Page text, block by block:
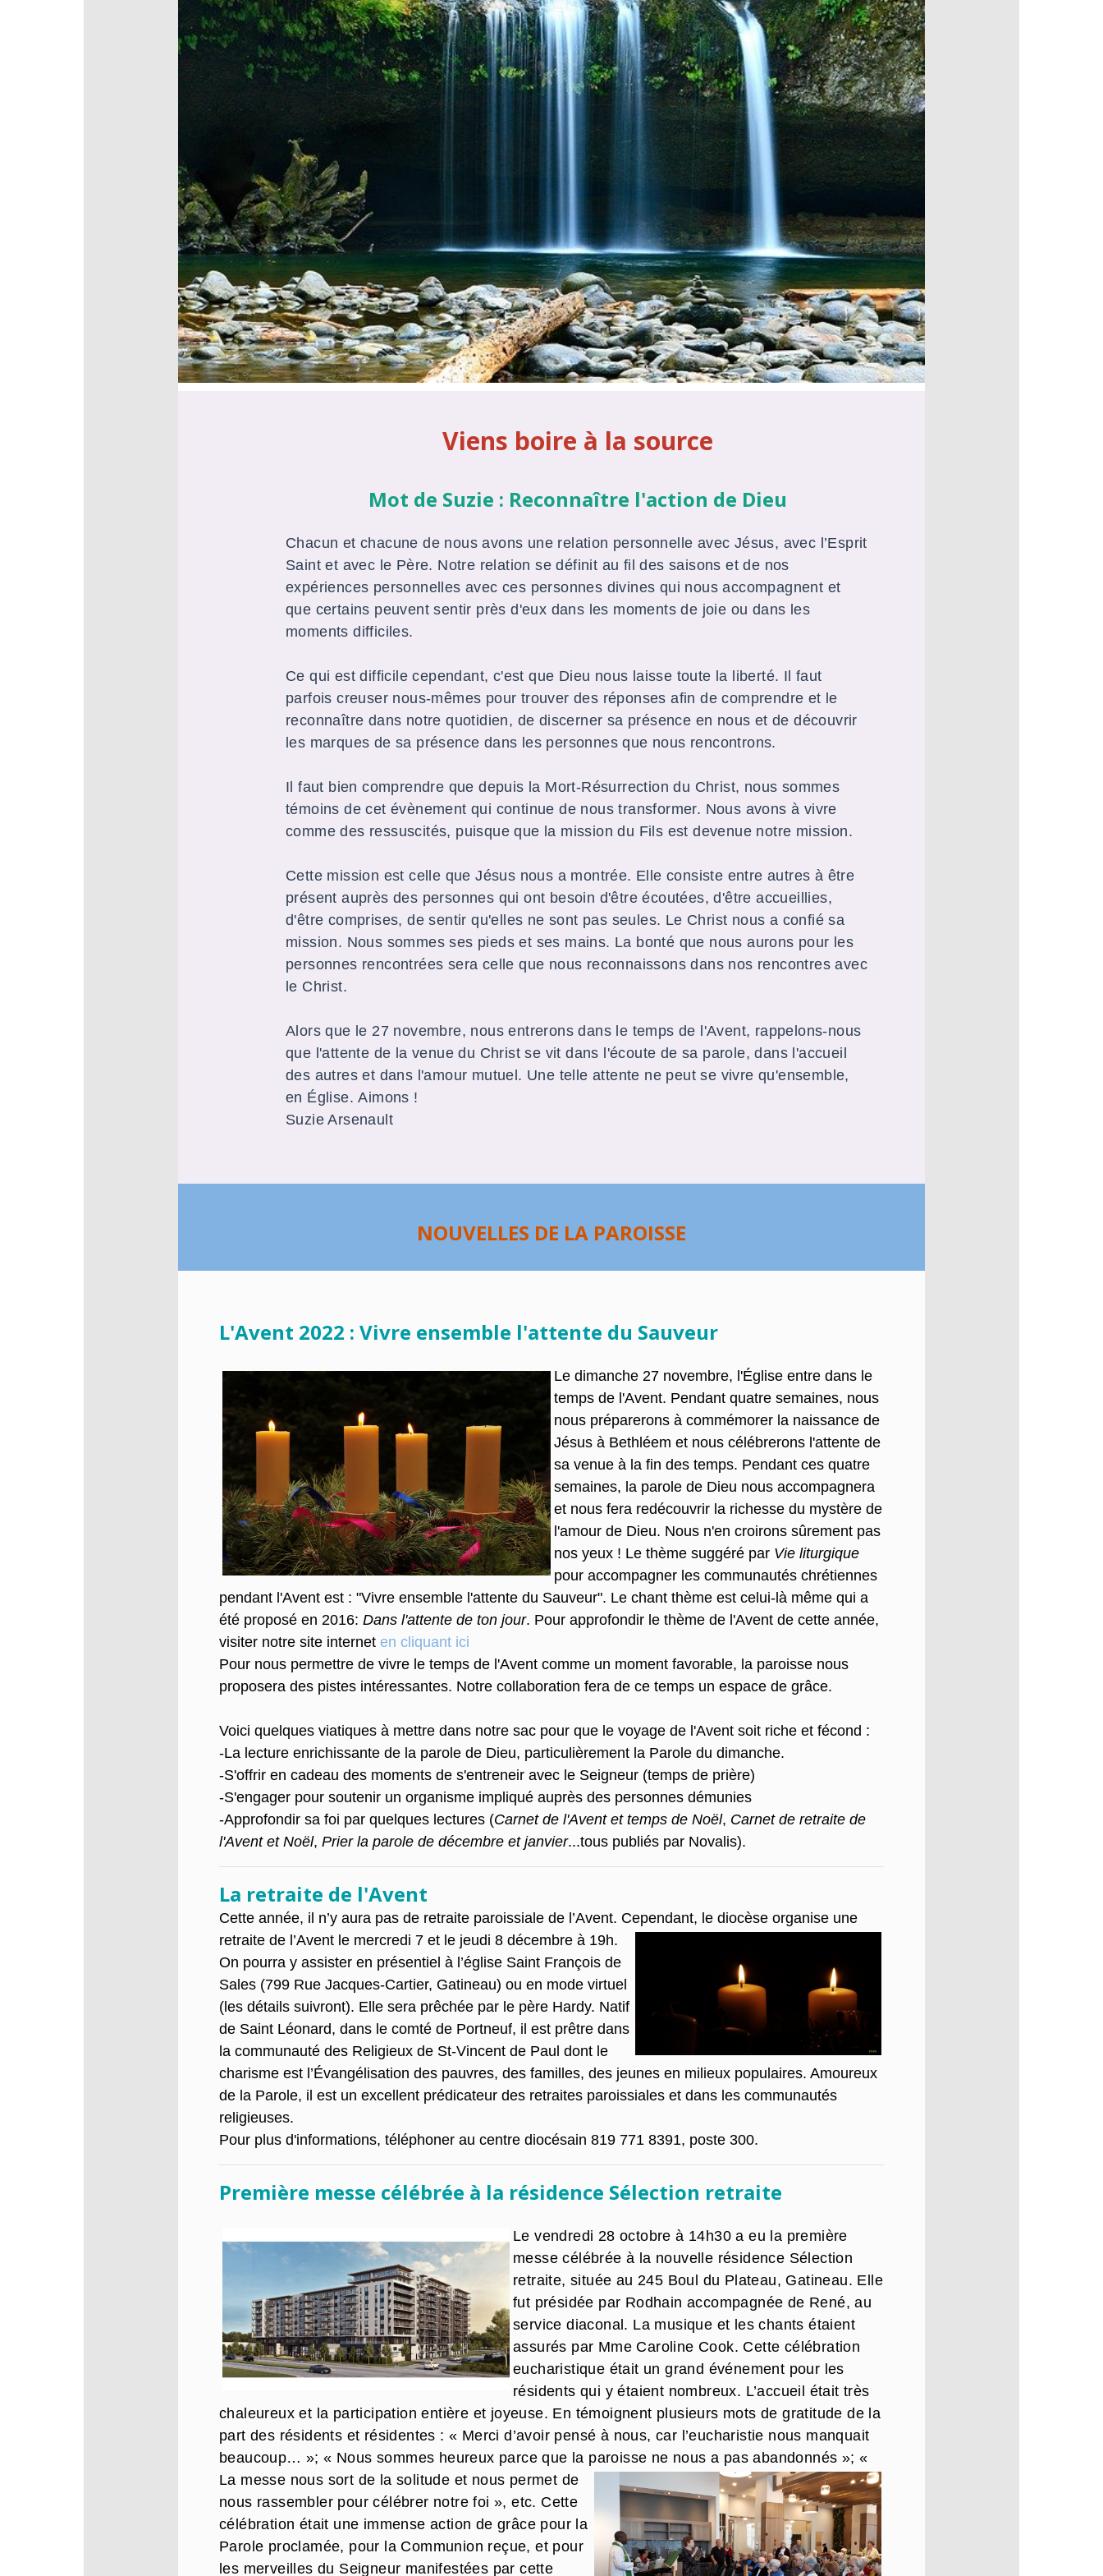
Viens boire à la source
Mot de Suzie : Reconnaître l'action de Dieu
Chacun et chacune de nous avons une relation personnelle avec Jésus, avec l’Esprit
Saint et avec le Père. Notre relation se définit au fil des saisons et de nos
expériences personnelles avec ces personnes divines qui nous accompagnent et
que certains peuvent sentir près d'eux dans les moments de joie ou dans les
moments difficiles.
Ce qui est difficile cependant, c'est que Dieu nous laisse toute la liberté. Il faut
parfois creuser nous-mêmes pour trouver des réponses afin de comprendre et le
reconnaître dans notre quotidien, de discerner sa présence en nous et de découvrir
les marques de sa présence dans les personnes que nous rencontrons.
Il faut bien comprendre que depuis la Mort-Résurrection du Christ, nous sommes
témoins de cet évènement qui continue de nous transformer. Nous avons à vivre
comme des ressuscités, puisque que la mission du Fils est devenue notre mission.
Cette mission est celle que Jésus nous a montrée. Elle consiste entre autres à être
présent auprès des personnes qui ont besoin d'être écoutées, d'être accueillies,
d'être comprises, de sentir qu'elles ne sont pas seules. Le Christ nous a confié sa
mission. Nous sommes ses pieds et ses mains. La bonté que nous aurons pour les
personnes rencontrées sera celle que nous reconnaissons dans nos rencontres avec
le Christ.
Alors que le 27 novembre, nous entrerons dans le temps de l'Avent, rappelons-nous
que l'attente de la venue du Christ se vit dans l'écoute de sa parole, dans l'accueil
des autres et dans l'amour mutuel. Une telle attente ne peut se vivre qu'ensemble,
en Église. Aimons !
Suzie Arsenault
NOUVELLES DE LA PAROISSE
L'Avent 2022 : Vivre ensemble l'attente du Sauveur
Le dimanche 27 novembre, l'Église entre dans le
temps de l'Avent. Pendant quatre semaines, nous
nous préparerons à commémorer la naissance de
Jésus à Bethléem et nous célébrerons l'attente de
sa venue à la fin des temps. Pendant ces quatre
semaines, la parole de Dieu nous accompagnera
et nous fera redécouvrir la richesse du mystère de
l'amour de Dieu. Nous n'en croirons sûrement pas
nos yeux ! Le thème suggéré par Vie liturgique
pour accompagner les communautés chrétiennes
pendant l'Avent est : "Vivre ensemble l'attente du Sauveur". Le chant thème est celui-là même qui a
été proposé en 2016: Dans l'attente de ton jour. Pour approfondir le thème de l'Avent de cette année,
visiter notre site internet en cliquant ici
Pour nous permettre de vivre le temps de l'Avent comme un moment favorable, la paroisse nous
proposera des pistes intéressantes. Notre collaboration fera de ce temps un espace de grâce.
Voici quelques viatiques à mettre dans notre sac pour que le voyage de l'Avent soit riche et fécond :
-La lecture enrichissante de la parole de Dieu, particulièrement la Parole du dimanche.
-S'offrir en cadeau des moments de s'entreneir avec le Seigneur (temps de prière)
-S'engager pour soutenir un organisme impliqué auprès des personnes démunies
-Approfondir sa foi par quelques lectures (Carnet de l'Avent et temps de Noël, Carnet de retraite de
l'Avent et Noël, Prier la parole de décembre et janvier...tous publiés par Novalis).
La retraite de l'Avent
Cette année, il n’y aura pas de retraite paroissiale de l’Avent. Cependant, le diocèse organise une
retraite de l’Avent le mercredi 7 et le jeudi 8 décembre à 19h.
On pourra y assister en présentiel à l’église Saint François de
Sales (799 Rue Jacques-Cartier, Gatineau) ou en mode virtuel
(les détails suivront). Elle sera prêchée par le père Hardy. Natif
de Saint Léonard, dans le comté de Portneuf, il est prêtre dans
la communauté des Religieux de St-Vincent de Paul dont le
charisme est l’Évangélisation des pauvres, des familles, des jeunes en milieux populaires. Amoureux
de la Parole, il est un excellent prédicateur des retraites paroissiales et dans les communautés
religieuses.
Pour plus d'informations, téléphoner au centre diocésain 819 771 8391, poste 300.
Première messe célébrée à la résidence Sélection retraite
Le vendredi 28 octobre à 14h30 a eu la première
messe célébrée à la nouvelle résidence Sélection
retraite, située au 245 Boul du Plateau, Gatineau. Elle
fut présidée par Rodhain accompagnée de René, au
service diaconal. La musique et les chants étaient
assurés par Mme Caroline Cook. Cette célébration
eucharistique était un grand événement pour les
résidents qui y étaient nombreux. L’accueil était très
chaleureux et la participation entière et joyeuse. En témoignent plusieurs mots de gratitude de la
part des résidents et résidentes : « Merci d’avoir pensé à nous, car l’eucharistie nous manquait
beaucoup… »; « Nous sommes heureux parce que la paroisse ne nous a pas abandonnés »; «
La messe nous sort de la solitude et nous permet de
nous rassembler pour célébrer notre foi », etc. Cette
célébration était une immense action de grâce pour la
Parole proclamée, pour la Communion reçue, et pour
les merveilles du Seigneur manifestées par cette